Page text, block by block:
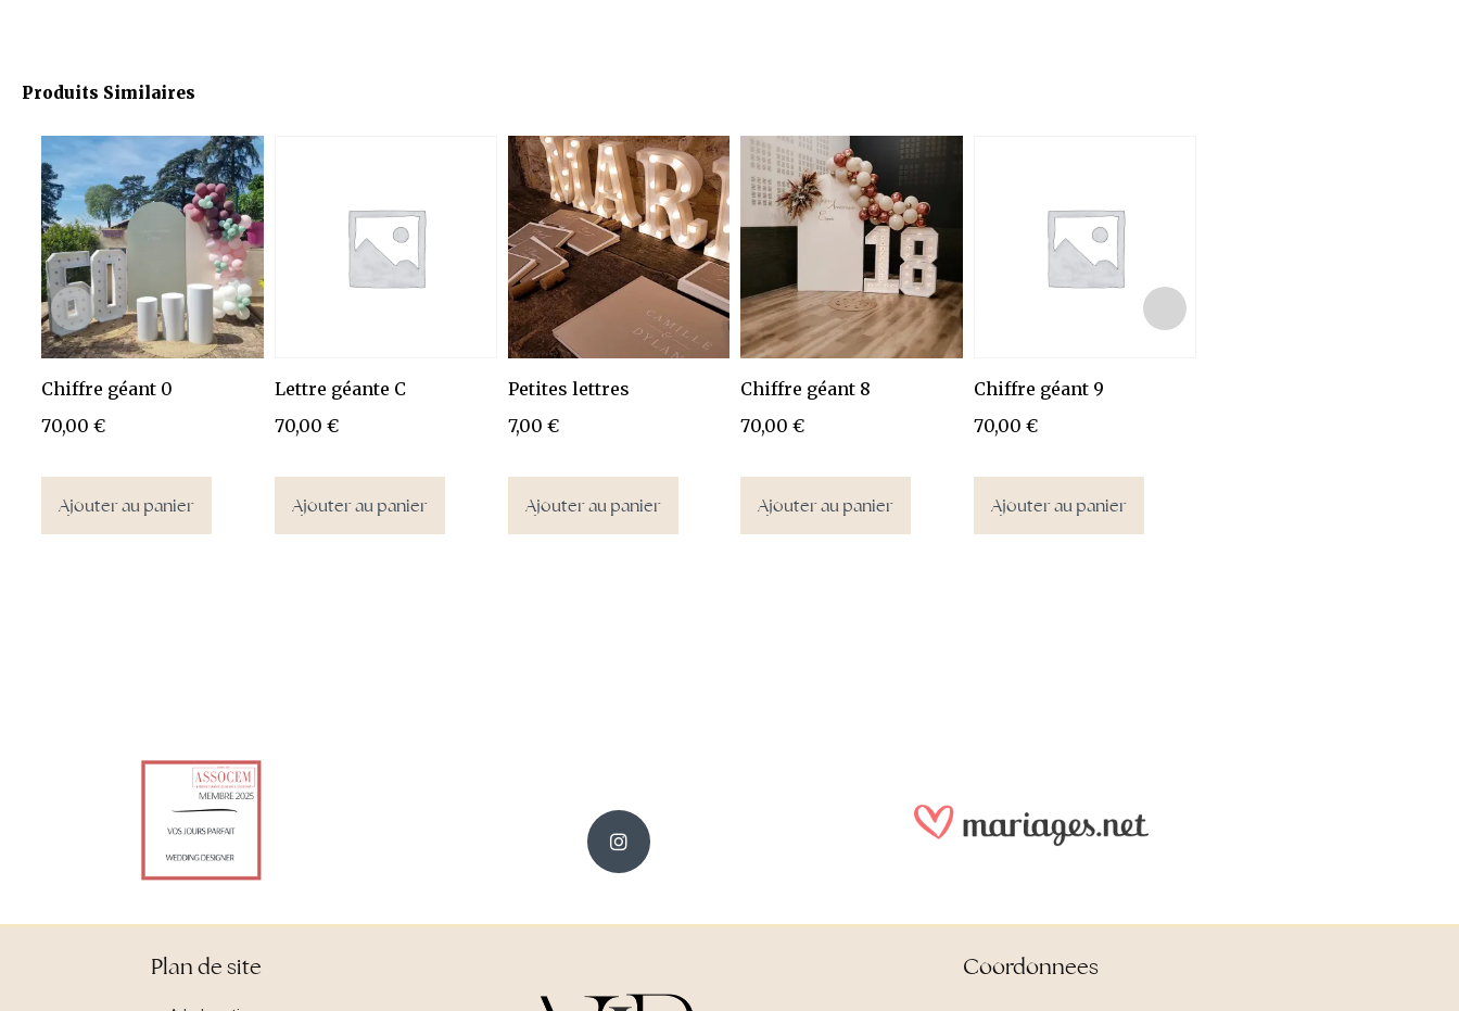
Produits Similaires
Chiffre géant 0
70,00 €
Ajouter au panier
Lettre géante C
70,00 €
Ajouter au panier
Petites lettres
7,00 €
Ajouter au panier
Chiffre géant 8
70,00€
Ajouter au panier
Chiffre géant 9
70,00€
Ajouter au panier
Plan de site Coordonnees